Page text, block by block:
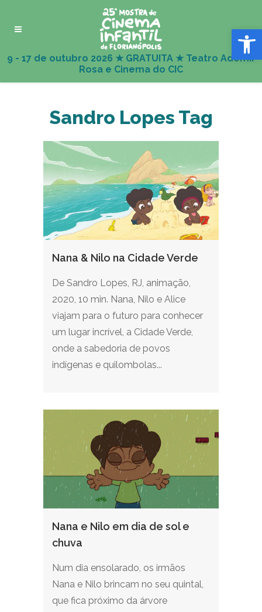
Abrir
Sandro Lopes Tag
Nana & Nilo na Cidade Verde
De Sandro Lopes, RJ, animação,
2020, 10 min. Nana, Nilo e Alice
viajam para o futuro para conhecer
um lugar incrível, a Cidade Verde,
onde a sabedoria de povos
indígenas e quilombolas...
Nana e Nilo em dia de sol e
chuva
Num dia ensolarado, os irmãos
Nana e Nilo brincam no seu quintal,
que fica próximo da árvore